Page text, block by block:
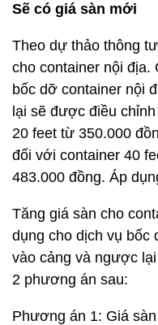
Sẽ có giá sàn mới
Theo dự thảo thông
cho container nội địa.
bốc dỡ container nội
lại sẽ được điều
20 feet từ 350.000
đối với container 40
483.000 đồng. Áp
Tăng giá sàn cho
dụng cho dịch vụ bốc
vào cảng và ngược
2 phương án sau:
Phương án 1: Giá